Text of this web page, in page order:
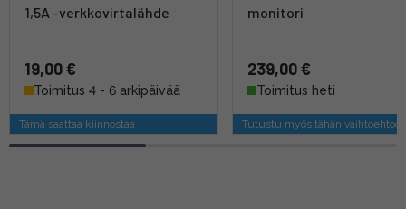
1,5A -verkkovirtalähde
19,00 €
Toimitus 4 - 6 arkipäivää
Tämä saattaa kiinnostaa
monitori
239,00 €
Toimitus heti
Tutustu myös tähän